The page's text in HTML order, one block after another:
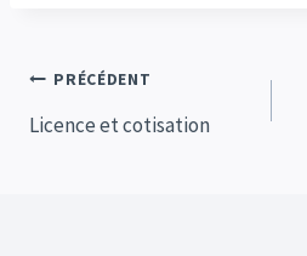
Navigation
de
PRÉCÉDENT
Licence et cotisation